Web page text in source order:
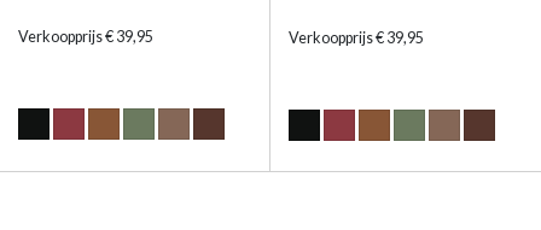
Verkoopprijs € 39,95 Verkoopprijs € 39,95